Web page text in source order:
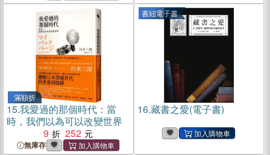
滿額折
15.我愛過的那個時代：當
時，我們以為可以改變世界
9
252
無庫存
書紐電子書
16.藏書之愛(電子書)